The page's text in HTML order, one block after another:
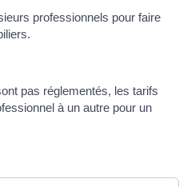
professionnels pour faire
pas réglementés, les tarifs
à un autre pour un